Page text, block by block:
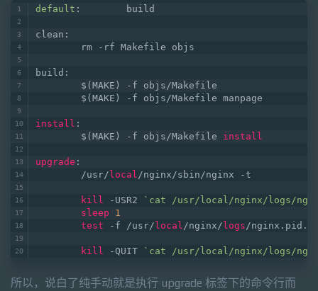
default :        build
clean:
        rm -rf Makefile objs
build:
        $(MAKE) -f objs/Makefile
        $(MAKE) -f objs/Makefile manpage
install :
        $(MAKE) -f objs/Makefile
install
upgrade :
        /usr/
local/nginx/sbin/nginx -t
kill -USR2
`cat /usr/local/nginx/logs/
sleep
1
test -f /usr/ local/nginx/ logs/
kill -QUIT `cat /usr/local/nginx/logs/
所以，说白了纯手动就是执行 upgrade 标签下的命令行而